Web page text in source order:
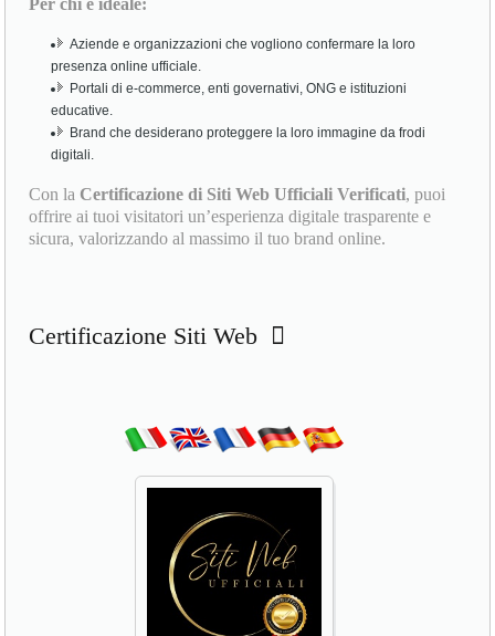
Per chi è ideale:
Aziende e organizzazioni che vogliono confermare la loro
presenza online ufficiale.
Portali di e-commerce, enti governativi, ONG e istituzioni
educative.
Brand che desiderano proteggere la loro immagine da frodi
digitali.
Con la Certificazione di Siti Web Ufficiali Verificati, puoi
offrire ai tuoi visitatori un’esperienza digitale trasparente e
sicura, valorizzando al massimo il tuo brand online.
Certificazione Siti Web